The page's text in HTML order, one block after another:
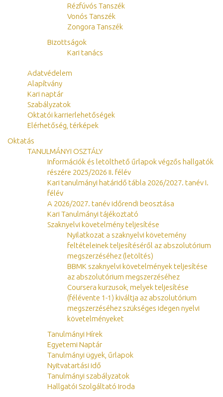
Rézfúvós Tanszék
Vonós Tanszék
Zongora Tanszék
Bizottságok
Kari tanács
Adatvédelem
Alapítvány
Kari naptár
Szabályzatok
Oktatói karrierlehetőségek
Elérhetőség, térképek
Oktatás
TANULMÁNYI OSZTÁLY
Információk és letölthető űrlapok végzős hallgatók
részére 2025/2026 II. félév
Kari tanulmányi határidő tábla 2026/2027. tanév I.
félév
A 2026/2027. tanév időrendi beosztása
Kari Tanulmányi tájékoztató
Szaknyelvi követelmény teljesítése
Nyilatkozat a szaknyelvi követemény
feltételeinek teljesítéséről az abszolutórium
megszerzéséhez (letöltés)
BBMK szaknyelvi követelmények teljesítése
az abszolutórium megszerzéséhez
Coursera kurzusok, melyek teljesítése
(félévente 1-1) kiváltja az abszolutórium
megszerzéséhez szükséges idegen nyelvi
követelményeket
Tanulmányi Hírek
Egyetemi Naptár
Tanulmányi ügyek, űrlapok
Nyitvatartási idő
Tanulmányi szabályzatok
Hallgatói Szolgáltató Iroda